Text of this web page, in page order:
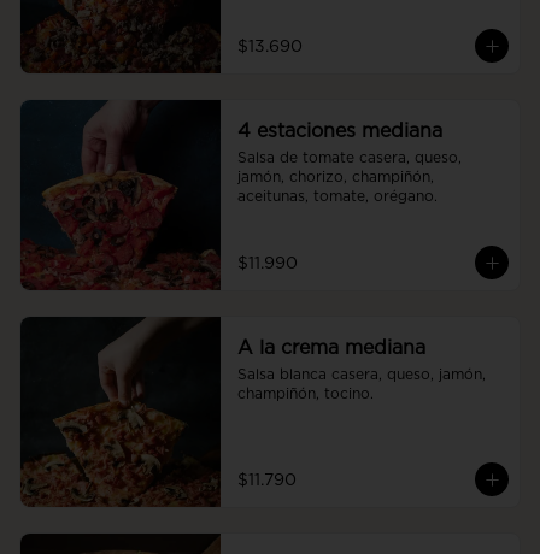
$13.690
4 estaciones mediana
Salsa de tomate casera, queso,
jamón, chorizo, champiñón,
aceitunas, tomate, orégano.
$11.990
A la crema mediana
Salsa blanca casera, queso, jamón,
champiñón, tocino.
$11.790